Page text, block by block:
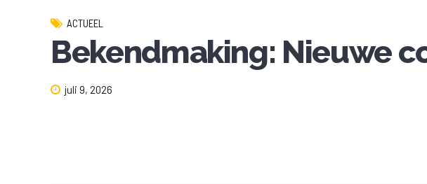
ACTUEEL
Bekendmaking: Nieuwe
juli 9, 2026